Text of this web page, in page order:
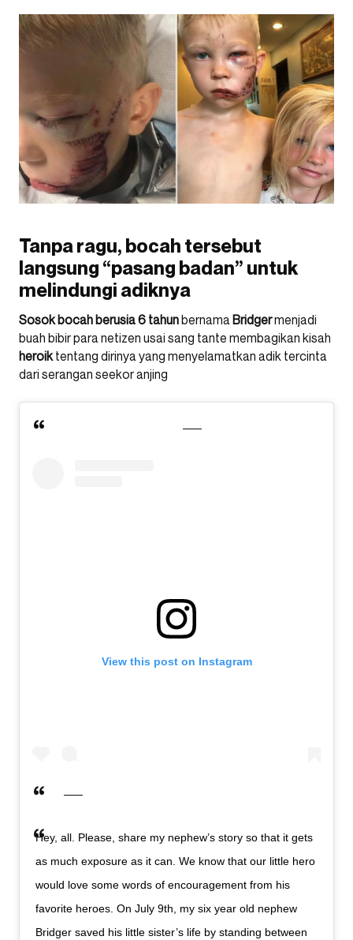
Tanpa ragu, bocah tersebut
langsung “pasang badan” untuk
melindungi adiknya
Sosok bocah berusia6 tahunbernama Bridgermenjadi
buah bibir para netizen usai sang tante membagikan kisah
heroiktentang dirinya yang menyelamatkan adik tercinta
dari serangan seekor anjing
View this post on Instagram
Hey, all. Please, share my nephew’s story so that it gets
as much exposure as it can. We know that our little hero
would love some words of encouragement from his
favorite heroes. On July 9th, my six year old nephew
Bridger saved his little sister’s life by standing between